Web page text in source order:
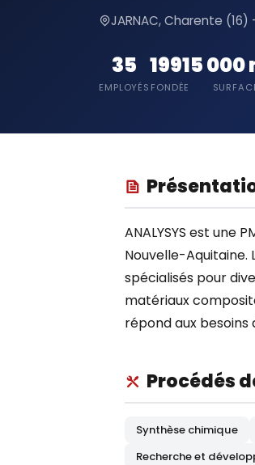
JARNAC, Charente
35
EMPLOYÉS
1991
FONDÉE
5 000
ANALYSYS est une
Nouvelle-
spécialisés pour
matériaux
répond aux
Procédés
Synthèse chimique
Recherche et